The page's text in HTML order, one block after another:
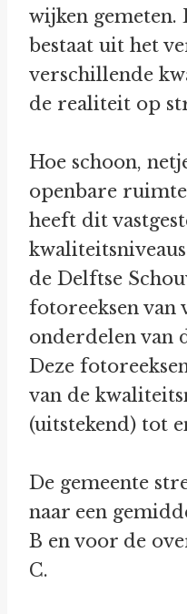
wijken gemeten.
bestaat uit het
verschillende
de realiteit op
Hoe schoon,
openbare
heeft dit
de Delftse
fotoreeksen van
onderdelen van
Deze
van de
(uitstekend) tot
De gemeente
naar een
B en voor de
C.